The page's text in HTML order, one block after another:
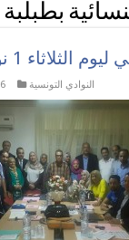
بطبلبة
1 نوفمبر 2016
النوادي التونسية